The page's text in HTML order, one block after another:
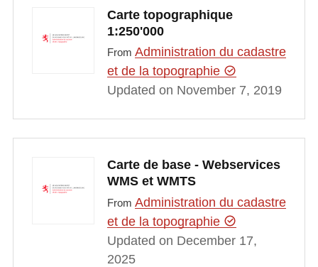
Carte topographique
1:250'000
From Administration du cadastre
et de la topographie
Updated on November 7, 2019
Carte de base - Webservices
WMS et WMTS
From Administration du cadastre
et de la topographie
Updated on December 17,
2025